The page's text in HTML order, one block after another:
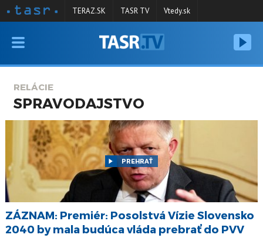
VYSIELANIE
SPRAVODAJSTVO
KONTAKT
ARCHÍV
TERAZ.SK TASR TV Vtedy.sk
RELÁCIE
SPRAVODAJSTVO
PREHRAŤ
ZÁZNAM: Premiér: Posolstvá Vízie Slovensko
2040 by mala budúca vláda prebrať do PVV